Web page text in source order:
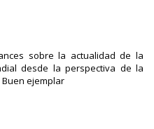
sobre la actualidad de la
desde la perspectiva de la
ejemplar